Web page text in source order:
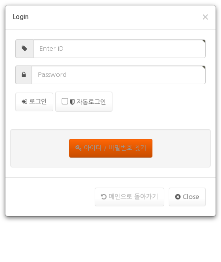
×
Login
로그인 자동로그인
아이디 / 비밀번호 찾기
메인으로 돌아가기 Close